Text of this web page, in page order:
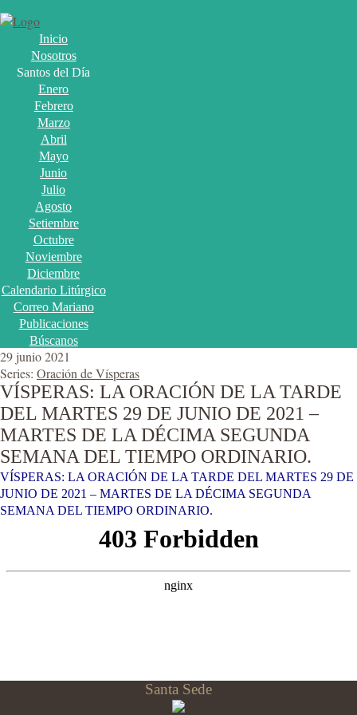
Inicio
Nosotros
Santos del Día
Enero
Febrero
Marzo
Abril
Mayo
Junio
Julio
Agosto
Setiembre
Octubre
Noviembre
Diciembre
Calendario Litúrgico
Correo Mariano
Publicaciones
Búscanos
29 junio 2021
Series: Oración de Vísperas
VÍSPERAS: LA ORACIÓN DE LA TARDE
DEL MARTES 29 DE JUNIO DE 2021 –
MARTES DE LA DÉCIMA SEGUNDA
SEMANA DEL TIEMPO ORDINARIO.
VÍSPERAS: LA ORACIÓN DE LA TARDE DEL MARTES 29 DE
JUNIO DE 2021 – MARTES DE LA DÉCIMA SEGUNDA
SEMANA DEL TIEMPO ORDINARIO.
Santa Sede